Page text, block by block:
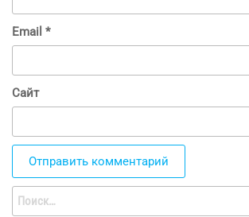
Email *
Сайт
Найти: